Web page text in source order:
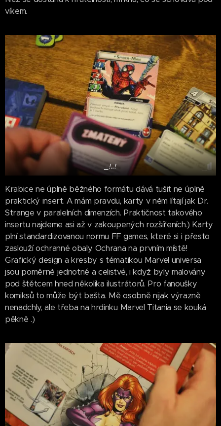
víkem.
_!..!
Krabice ne úplně běžného formátu dává tušit ne úplně
praktický insert. A mám pravdu, karty v něm lítají jak Dr.
Strange v paralelních dimenzích. Praktičnost takového
insertu najdeme asi až v zakoupených rozšířeních.) Karty
plní standardizovanou normu FF games, které si i přesto
zaslouží ochranné obaly. Ochrana na prvním místě!
Grafický design a kresby s tématikou Marvel universa
jsou poměrně jednotné a celistvé, i když byly malovány
pod štětcem hned několika ilustrátorů. Pro fanoušky
komiksů to může být bašta. Mě osobně nijak výrazně
nenadchly, ale třeba na hrdinku Marvel Titania se kouká
pěkně .)